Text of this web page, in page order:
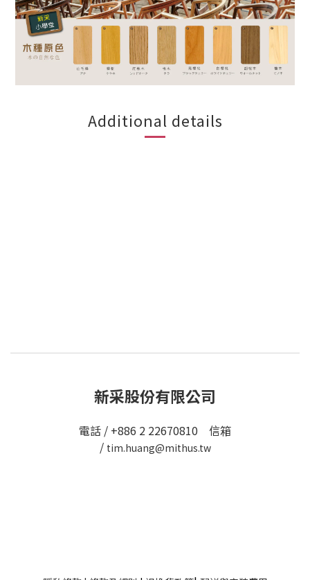
Additional details
新采股份有限公司
電話 / +886 2 22670810 信箱
/ tim.huang@mithus.tw